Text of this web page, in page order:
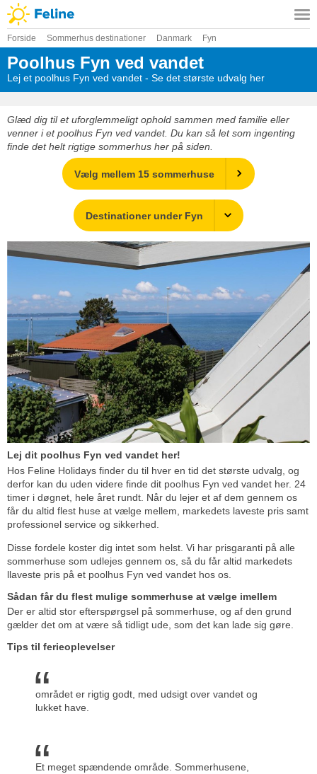
Forside Sommerhus destinationer Danmark Fyn
Poolhus Fyn ved vandet
Lej et poolhus Fyn ved vandet - Se det største udvalg her
Glæd dig til et uforglemmeligt ophold sammen med familie eller
venner i et poolhus Fyn ved vandet. Du kan så let som ingenting
finde det helt rigtige sommerhus her på siden.
Vælg mellem 15 sommerhuse
Destinationer under Fyn
Lej dit poolhus Fyn ved vandet her!
Hos Feline Holidays finder du til hver en tid det største udvalg, og
derfor kan du uden videre finde dit poolhus Fyn ved vandet her. 24
timer i døgnet, hele året rundt. Når du lejer et af dem gennem os
får du altid flest huse at vælge mellem, markedets laveste pris samt
professionel service og sikkerhed.
Disse fordele koster dig intet som helst. Vi har prisgaranti på alle
sommerhuse som udlejes gennem os, så du får altid markedets
llaveste pris på et poolhus Fyn ved vandet hos os.
Sådan får du flest mulige sommerhuse at vælge imellem
Der er altid stor efterspørgsel på sommerhuse, og af den grund
gælder det om at være så tidligt ude, som det kan lade sig gøre.
Tips til ferieoplevelser
området er rigtig godt, med udsigt over vandet og
lukket have.
Et meget spændende område. Sommerhusene,